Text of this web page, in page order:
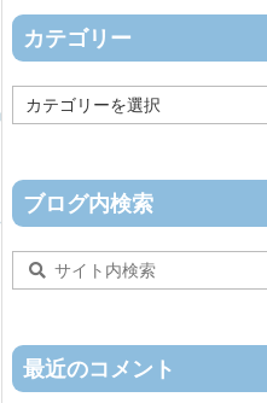
ブ
カテゴリー
テ
ー
ブログ内検索
最近のコメント